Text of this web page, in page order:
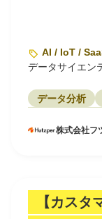
AI / IoT /
データサイエン
データ分析
株式会社フ
【カスタ